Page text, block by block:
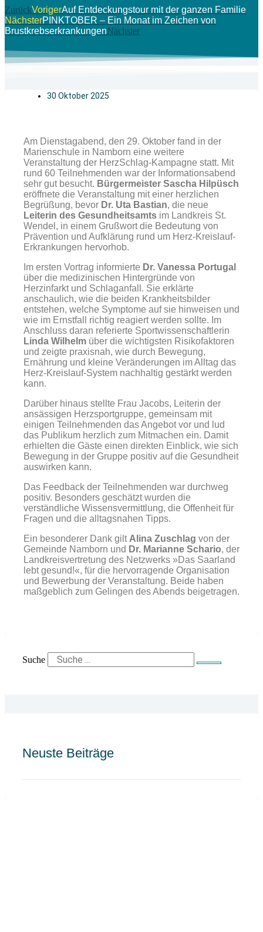
ZurückVorigerAuf Entdeckungstour mit der ganzen Familie
NächsterPINKTOBER – Ein Monat im Zeichen von
BrustkrebserkrankungenNächster
30 Oktober 2025
Am Dienstagabend, den 29. Oktober fand in der
Marienschule in Namborn eine weitere
Veranstaltung der HerzSchlag-Kampagne statt. Mit
rund 60 Teilnehmenden war der Informationsabend
sehr gut besucht. Bürgermeister Sascha Hilpüsch
eröffnete die Veranstaltung mit einer herzlichen
Begrüßung, bevor Dr. Uta Bastian, die neue
Leiterin des Gesundheitsamts im Landkreis St.
Wendel, in einem Grußwort die Bedeutung von
Prävention und Aufklärung rund um Herz-Kreislauf-
Erkrankungen hervorhob.
Im ersten Vortrag informierte Dr. Vanessa Portugal
über die medizinischen Hintergründe von
Herzinfarkt und Schlaganfall. Sie erklärte
anschaulich, wie die beiden Krankheitsbilder
entstehen, welche Symptome auf sie hinweisen und
wie im Ernstfall richtig reagiert werden sollte. Im
Anschluss daran referierte Sportwissenschaftlerin
Linda Wilhelm über die wichtigsten Risikofaktoren
und zeigte praxisnah, wie durch Bewegung,
Ernährung und kleine Veränderungen im Alltag das
Herz-Kreislauf-System nachhaltig gestärkt werden
kann.
Darüber hinaus stellte Frau Jacobs, Leiterin der
ansässigen Herzsportgruppe, gemeinsam mit
einigen Teilnehmenden das Angebot vor und lud
das Publikum herzlich zum Mitmachen ein. Damit
erhielten die Gäste einen direkten Einblick, wie sich
Bewegung in der Gruppe positiv auf die Gesundheit
auswirken kann.
Das Feedback der Teilnehmenden war durchweg
positiv. Besonders geschätzt wurden die
verständliche Wissensvermittlung, die Offenheit für
Fragen und die alltagsnahen Tipps.
Ein besonderer Dank gilt Alina Zuschlag von der
Gemeinde Namborn und Dr. Marianne Schario, der
Landkreisvertretung des Netzwerks »Das Saarland
lebt gesund!«, für die hervorragende Organisation
und Bewerbung der Veranstaltung. Beide haben
maßgeblich zum Gelingen des Abends beigetragen.
Suche
Neuste Beiträge